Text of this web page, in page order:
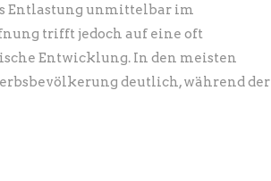
Entlastung unmittelbar im
trifft jedoch auf eine oft
Entwicklung. In den meisten
deutlich, während der